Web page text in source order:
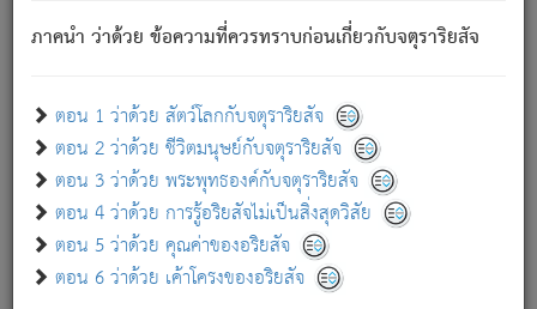
ภาคนำ ว่าด้วย ข้อความที่ควรทราบก่อนเกี่ยวกับจตุราริยสัจ
ตอน 1 ว่าด้วย สัตว์โลกกับจตุราริยสัจ
ตอน 2 ว่าด้วย ชีวิตมนุษย์กับจตุราริยสัจ
ตอน 3 ว่าด้วย พระพุทธองค์กับจตุราริยสัจ
ตอน 4 ว่าด้วย การรู้อริยสัจไม่เป็นสิ่งสุดวิสัย
ตอน 5 ว่าด้วย คุณค่าของอริยสัจ
ตอน 6 ว่าด้วย เค้าโครงของอริยสัจ
สัตว์โลกติดข้องอยู่ในภพ ถูกภพบังหน้าแล้ว มีภพโดยความ
เป็นอย่างอื่น (จากที่มันเป็นอยู่จริง) จึงได้เพลิดเพลินยิ่งนักในภพ
เขาเพลิดเพลินยิ่งนักในสิ่งใด สิ่งนั้นเป็นภัย (ที่เขาไม่รู้จัก)
เขากลัวต่อสิ่งใดสิ่งนั้นเป็นทุกข์
พรหมจรรย์นี้ อันบุคคลย่อมประพฤติ ก็เพื่อการละขาดซึ่ง
ภพ.
สมณะหรือพราหมณ์เหล่าใด กล่าวความหลุดพ้นจากภพว่า
มีได้เพราะภพ เรากล่าวว่า สมณะหรือพราหมณ์ทั้งปวงนั้น
มิใช่ผู้หลดพ้นจากภพ.